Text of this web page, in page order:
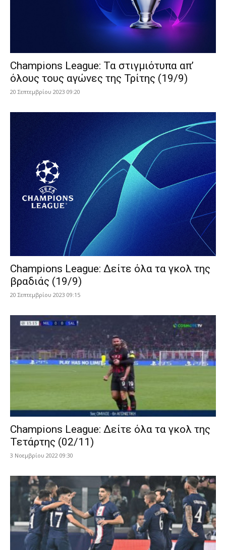
Champions League: Τα στιγμιότυπα απ’
όλους τους αγώνες της Τρίτης (19/9)
20 Σεπτεμβρίου 2023 09:20
Champions League: Δείτε όλα τα γκολ της
βραδιάς (19/9)
20 Σεπτεμβρίου 2023 09:15
Champions League: Δείτε όλα τα γκολ της
Τετάρτης (02/11)
3 Νοεμβρίου 2022 09:30